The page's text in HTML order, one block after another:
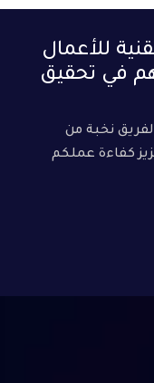
للأعمال
في تحقيق
نخبة من
كفاءة عملكم